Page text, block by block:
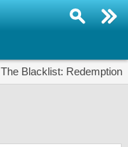
The Blacklist: Redemption